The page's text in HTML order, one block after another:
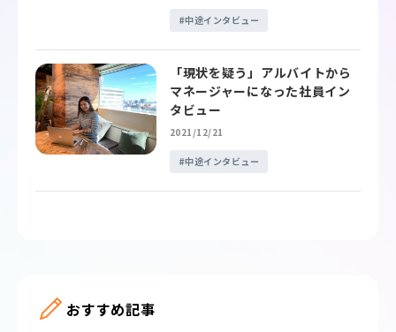
中途インタビュー
2021/12/21
「現状を疑う」アルバイトから
マネージャーになった社員イン
タビュー
中途インタビュー
おすすめ記事